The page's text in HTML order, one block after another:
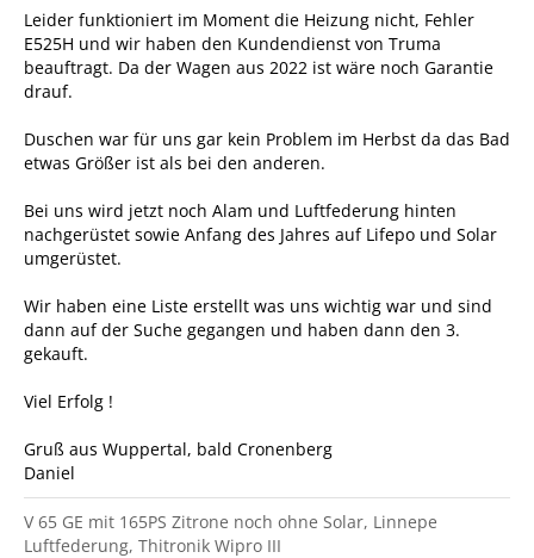
Leider funktioniert im Moment die Heizung nicht, Fehler
E525H und wir haben den Kundendienst von Truma
beauftragt. Da der Wagen aus 2022 ist wäre noch Garantie
drauf.
Duschen war für uns gar kein Problem im Herbst da das Bad
etwas Größer ist als bei den anderen.
Bei uns wird jetzt noch Alam und Luftfederung hinten
nachgerüstet sowie Anfang des Jahres auf Lifepo und Solar
umgerüstet.
Wir haben eine Liste erstellt was uns wichtig war und sind
dann auf der Suche gegangen und haben dann den 3.
gekauft.
Viel Erfolg !
Gruß aus Wuppertal, bald Cronenberg
Daniel
V 65 GE mit 165PS Zitrone noch ohne Solar, Linnepe
Luftfederung, Thitronik Wipro III